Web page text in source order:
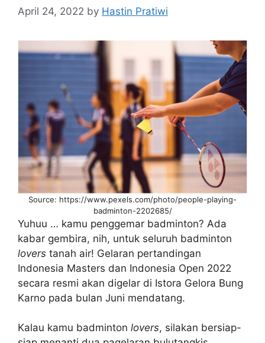
April 24, 2022 by Hastin Pratiwi
Source: https://www.pexels.com/photo/people-playing-
badminton-2202685/
Yuhuu … kamu penggemar badminton? Ada
kabar gembira, nih, untuk seluruh badminton
lovers tanah air! Gelaran pertandingan
Indonesia Masters dan Indonesia Open 2022
secara resmi akan digelar di Istora Gelora Bung
Karno pada bulan Juni mendatang.
Kalau kamu badminton lovers, silakan bersiap-